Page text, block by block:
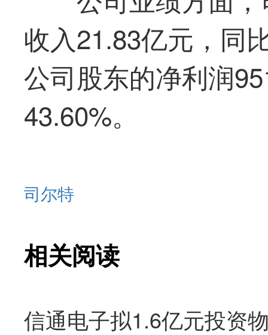
收入21.83亿元，同
公司股东的净利润
43.60%。
司尔特
相关阅读